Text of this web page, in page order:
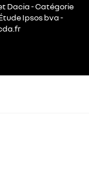
Dacia - Catégorie
Ipsos bva -